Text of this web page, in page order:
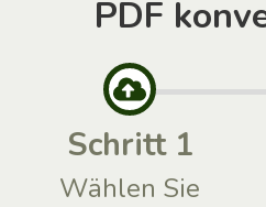
PDF
Schritt 1
Wählen Sie